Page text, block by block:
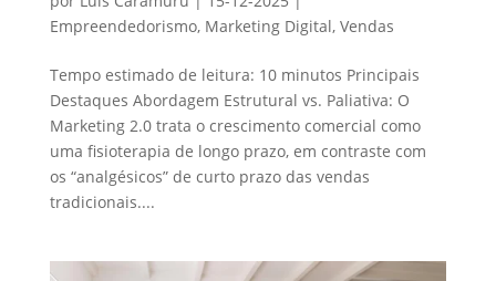
Empreendedorismo, Marketing Digital, Vendas
Tempo estimado de leitura: 10 minutos Principais
Destaques Abordagem Estrutural vs. Paliativa: O
Marketing 2.0 trata o crescimento comercial como
uma fisioterapia de longo prazo, em contraste com
os “analgésicos” de curto prazo das vendas
tradicionais....